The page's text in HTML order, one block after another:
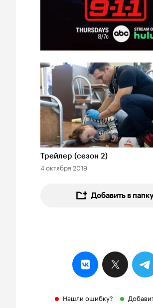
Длительность 45 сек
Трейлер (сезон 2)
4 октября 2019
Добавить в
Нашли ошибку?